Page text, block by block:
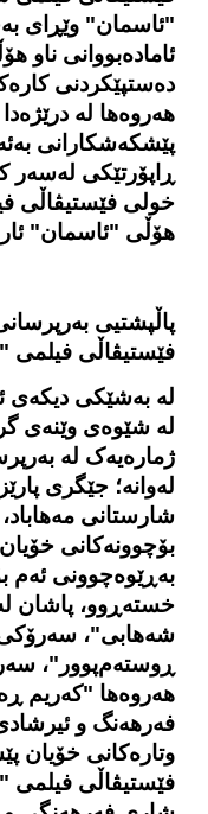
"ئاسمان" وێڕای
ئامادەبووانی ناو
دەستپێکردنی
هه‌روه‌ها له‌
پێشکه‌شکارانی
ڕاپۆرتێکی لەسەر
خولی فێستیڤاڵی
هۆڵی "ئاسمان"
پاڵپشتیی
فێستیڤاڵی فیلمی
لە بەشێکی دیکه‌ی
لە شێوەی وێنه‌ی
ژمارەیەک لە
لەوانە؛ جێگری
شارستانی
بۆچوونه‌کانی
بەڕێوەچوونی ئەم
خستەڕوو، پاشان
شەهابی"، سه‌رۆکی
ڕوستەمپوور"،
هەروەها "کەریم
فەرهەنگ و ئیرشادی
وتاره‌کانی خۆیان
فێستیڤاڵی فیلمی